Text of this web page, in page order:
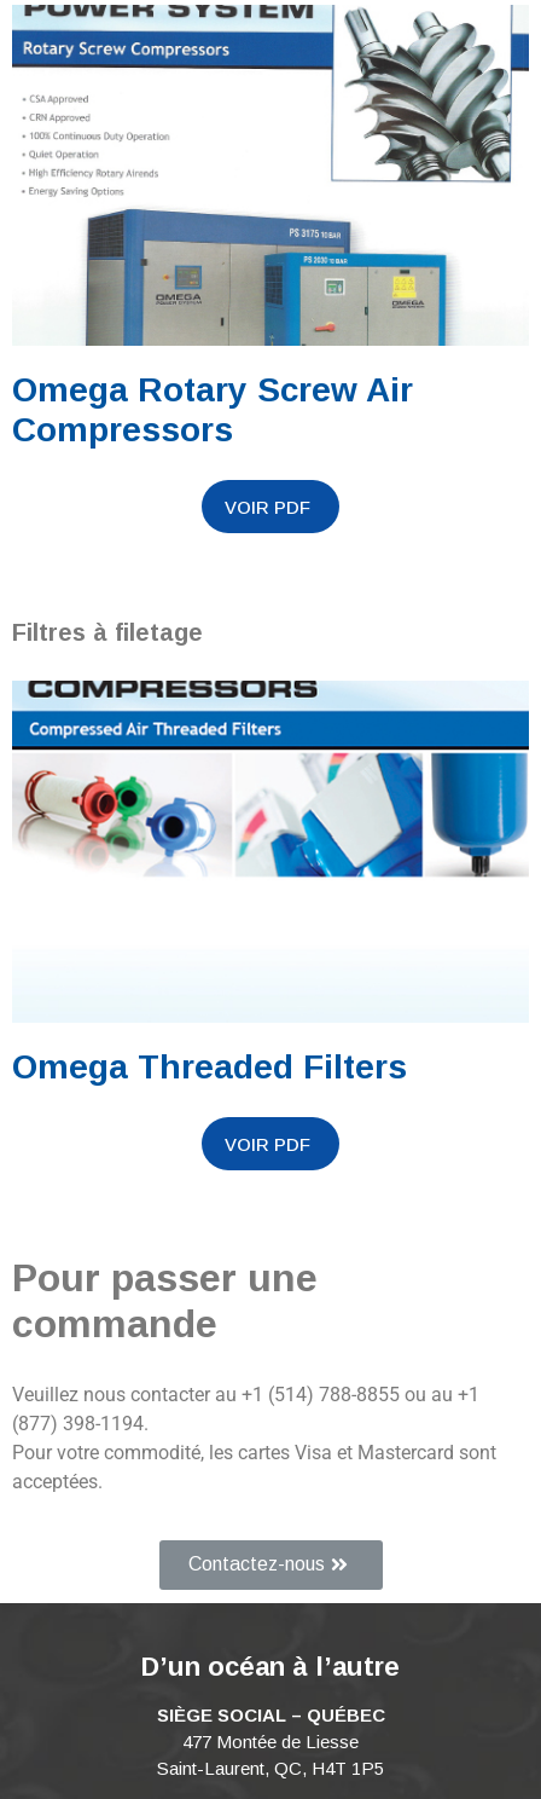
Omega Rotary Screw Air
Compressors
Filtres à filetage
Omega Threaded Filters
Pour passer une
commande
Veuillez nous contacter au +1 (514) 788-8855 ou au +1
(877) 398-1194.
Pour votre commodité, les cartes Visa et Mastercard sont
acceptées.
Contactez-nous
D’un océan à l’autre
SIÈGE SOCIAL – QUÉBEC
477 Montée de Liesse
Saint-Laurent, QC, H4T 1P5